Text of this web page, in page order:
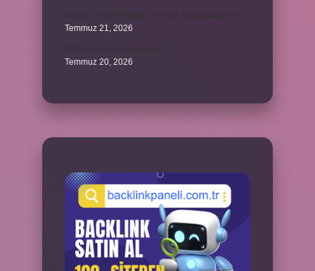
Temmuz 21, 2026
Temmuz 20, 2026